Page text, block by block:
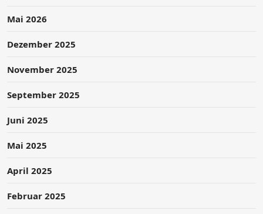
Mai 2026
Dezember 2025
November 2025
September 2025
Juni 2025
Mai 2025
April 2025
Februar 2025